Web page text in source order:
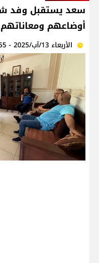
سعد يستقبل وفد
أوضاعهم ومعاناتهم
الأربعاء 13/آب/2025 - 02:55 م